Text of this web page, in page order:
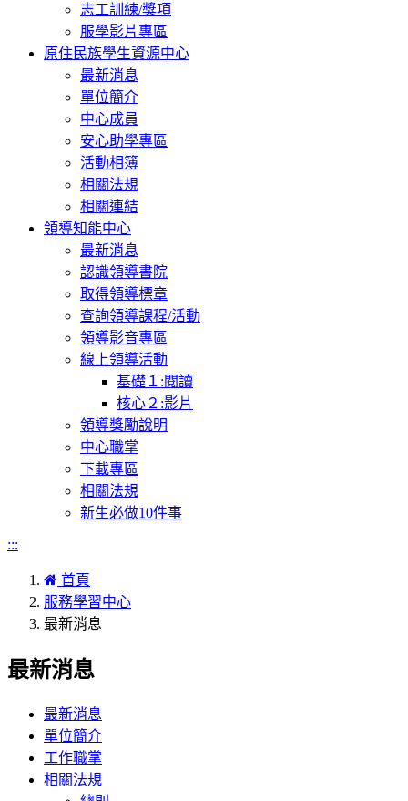
志工訓練/獎項
服學影片專區
原住民族學生資源中心
最新消息
單位簡介
中心成員
安心助學專區
活動相簿
相關法規
相關連結
領導知能中心
最新消息
認識領導書院
取得領導標章
查詢領導課程/活動
領導影音專區
線上領導活動
基礎１:閱讀
核心２:影片
領導獎勵說明
中心職掌
下載專區
相關法規
新生必做10件事
:::
首頁
服務學習中心
最新消息
最新消息
最新消息
單位簡介
工作職掌
相關法規